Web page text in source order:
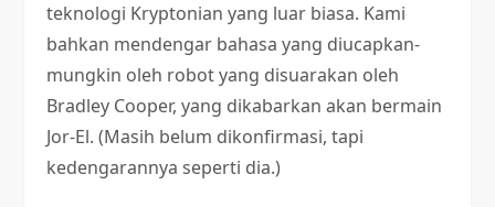
teknologi Kryptonian yang luar biasa. Kami
bahkan mendengar bahasa yang diucapkan-
mungkin oleh robot yang disuarakan oleh
Bradley Cooper, yang dikabarkan akan bermain
Jor-El. (Masih belum dikonfirmasi, tapi
kedengarannya seperti dia.)